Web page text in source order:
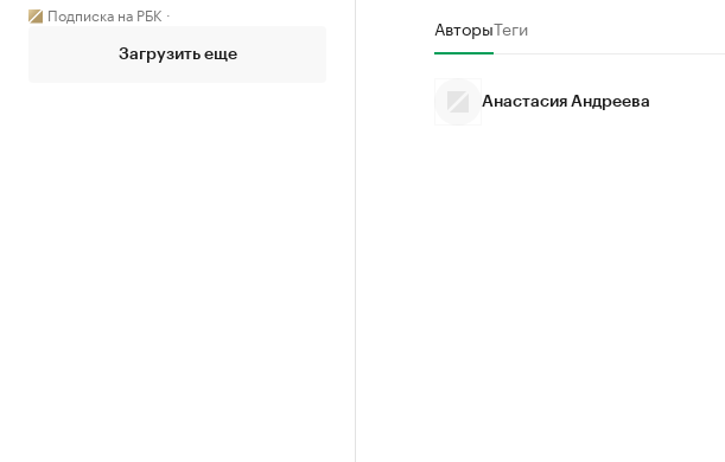
Подписка на РБК
Загрузить еще
АвторыТеги
Анастасия Андреева